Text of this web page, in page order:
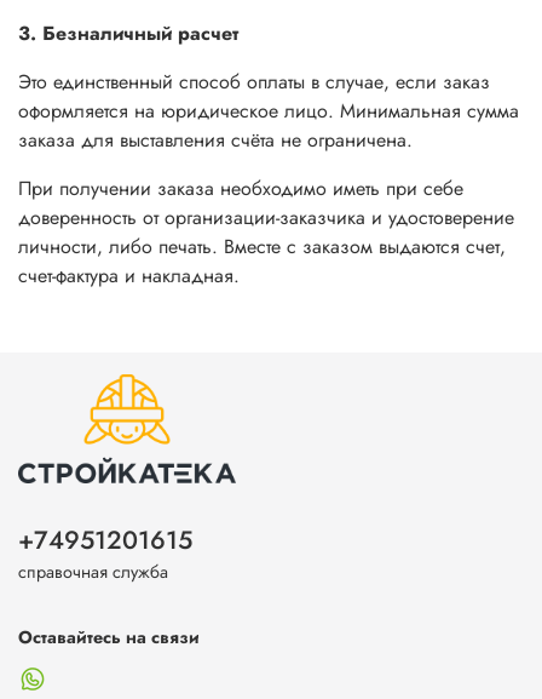
3. Безналичный расчет
Это единственный способ оплаты в случае, если заказ
оформляется на юридическое лицо. Минимальная сумма
заказа для выставления счёта не ограничена.
При получении заказа необходимо иметь при себе
доверенность от организации-заказчика и удостоверение
личности, либо печать. Вместе с заказом выдаются счет,
счет-фактура и накладная.
+74951201615
справочная служба
Оставайтесь на связи